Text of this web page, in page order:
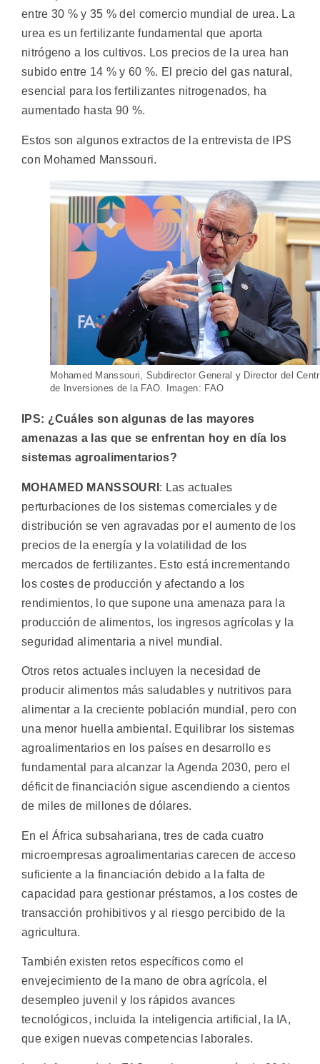
entre 30 % y 35 % del comercio mundial de urea. La
urea es un fertilizante fundamental que aporta
nitrógeno a los cultivos. Los precios de la urea han
subido entre 14 % y 60 %. El precio del gas natural,
esencial para los fertilizantes nitrogenados, ha
aumentado hasta 90 %.
Estos son algunos extractos de la entrevista de IPS
con Mohamed Manssouri.
Mohamed Manssouri, Subdirector General y Director del
de Inversiones de la FAO. Imagen: FAO
IPS: ¿Cuáles son algunas de las mayores
amenazas a las que se enfrentan hoy en día los
sistemas agroalimentarios?
MOHAMED MANSSOURI : Las actuales
perturbaciones de los sistemas comerciales y de
distribución se ven agravadas por el aumento de los
precios de la energía y la volatilidad de los
mercados de fertilizantes. Esto está incrementando
los costes de producción y afectando a los
rendimientos, lo que supone una amenaza para la
producción de alimentos, los ingresos agrícolas y la
seguridad alimentaria a nivel mundial.
Otros retos actuales incluyen la necesidad de
producir alimentos más saludables y nutritivos para
alimentar a la creciente población mundial, pero con
una menor huella ambiental. Equilibrar los sistemas
agroalimentarios en los países en desarrollo es
fundamental para alcanzar la Agenda 2030, pero el
déficit de financiación sigue ascendiendo a cientos
de miles de millones de dólares.
En el África subsahariana, tres de cada cuatro
microempresas agroalimentarias carecen de acceso
suficiente a la financiación debido a la falta de
capacidad para gestionar préstamos, a los costes de
transacción prohibitivos y al riesgo percibido de la
agricultura.
También existen retos específicos como el
envejecimiento de la mano de obra agrícola, el
desempleo juvenil y los rápidos avances
tecnológicos, incluida la inteligencia artificial, la IA,
que exigen nuevas competencias laborales.